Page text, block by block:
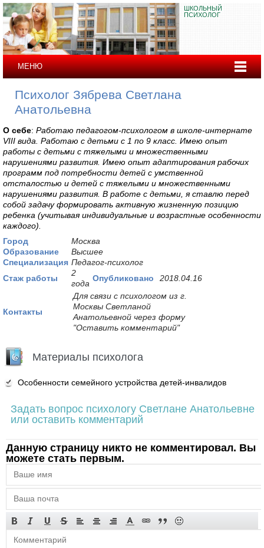
ШКОЛЬНЫЙ
ПСИХОЛОГ
МЕНЮ
Психолог Зябрева Светлана
Анатольевна
О себе: Работаю педагогом-психологом в школе-интернате
VIII вида. Работаю с детьми с 1 по 9 класс. Имею опыт
работы с детьми с тяжелыми и множественными
нарушениями развития. Имею опыт адаптирования рабочих
программ под потребности детей с умственной
отсталостью и детей с тяжелыми и множественными
нарушениями развития. В работе с детьми, я ставлю перед
собой задачу формировать активную жизненную позицию
ребенка (учитывая индивидуальные и возрастные особенности
каждого).
Город
Москва
Образование
Высшее
Специализация Педагог-психолог
Стаж работы
2
года
Опубликовано 2018.04.16
Контакты
Для связи с психологом из г.
Москвы Светланой
Анатольевной через форму
"Оставить комментарий"
Материалы психолога
Особенности семейного устройства детей-инвалидов
Задать вопрос психологу Светлане Анатольевне
или оставить комментарий
Данную страницу никто не комментировал. Вы
можете стать первым.